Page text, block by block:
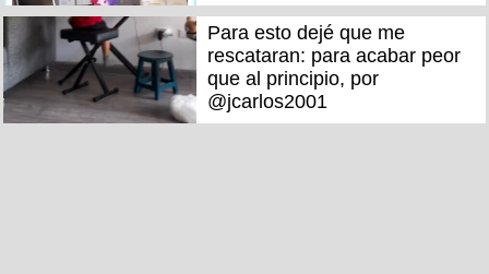
Para esto dejé que me
rescataran: para acabar peor
que al principio, por
@jcarlos2001